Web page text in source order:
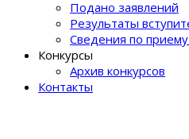
Подано заявлений
Результаты
Сведения по
Конкурсы
Архив конкурсов
Контакты